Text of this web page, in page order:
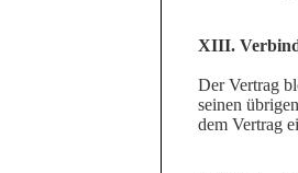
XIII.
Der Vertrag
seinen
dem Vertrag